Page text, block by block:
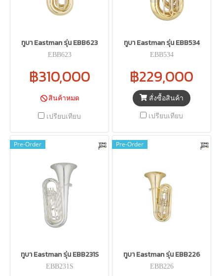
ทูบา Eastman รุ่น EBB623
EBB623
฿310,000
สินค้าหมด
เปรียบเทียบ
ทูบา Eastman รุ่น EBB534
EBB534
฿229,000
สั่งซื้อสินค้า
เปรียบเทียบ
Pre-Order
ทูบา Eastman รุ่น EBB231S
EBB231S
Pre-Order
ทูบา Eastman รุ่น EBB226
EBB226